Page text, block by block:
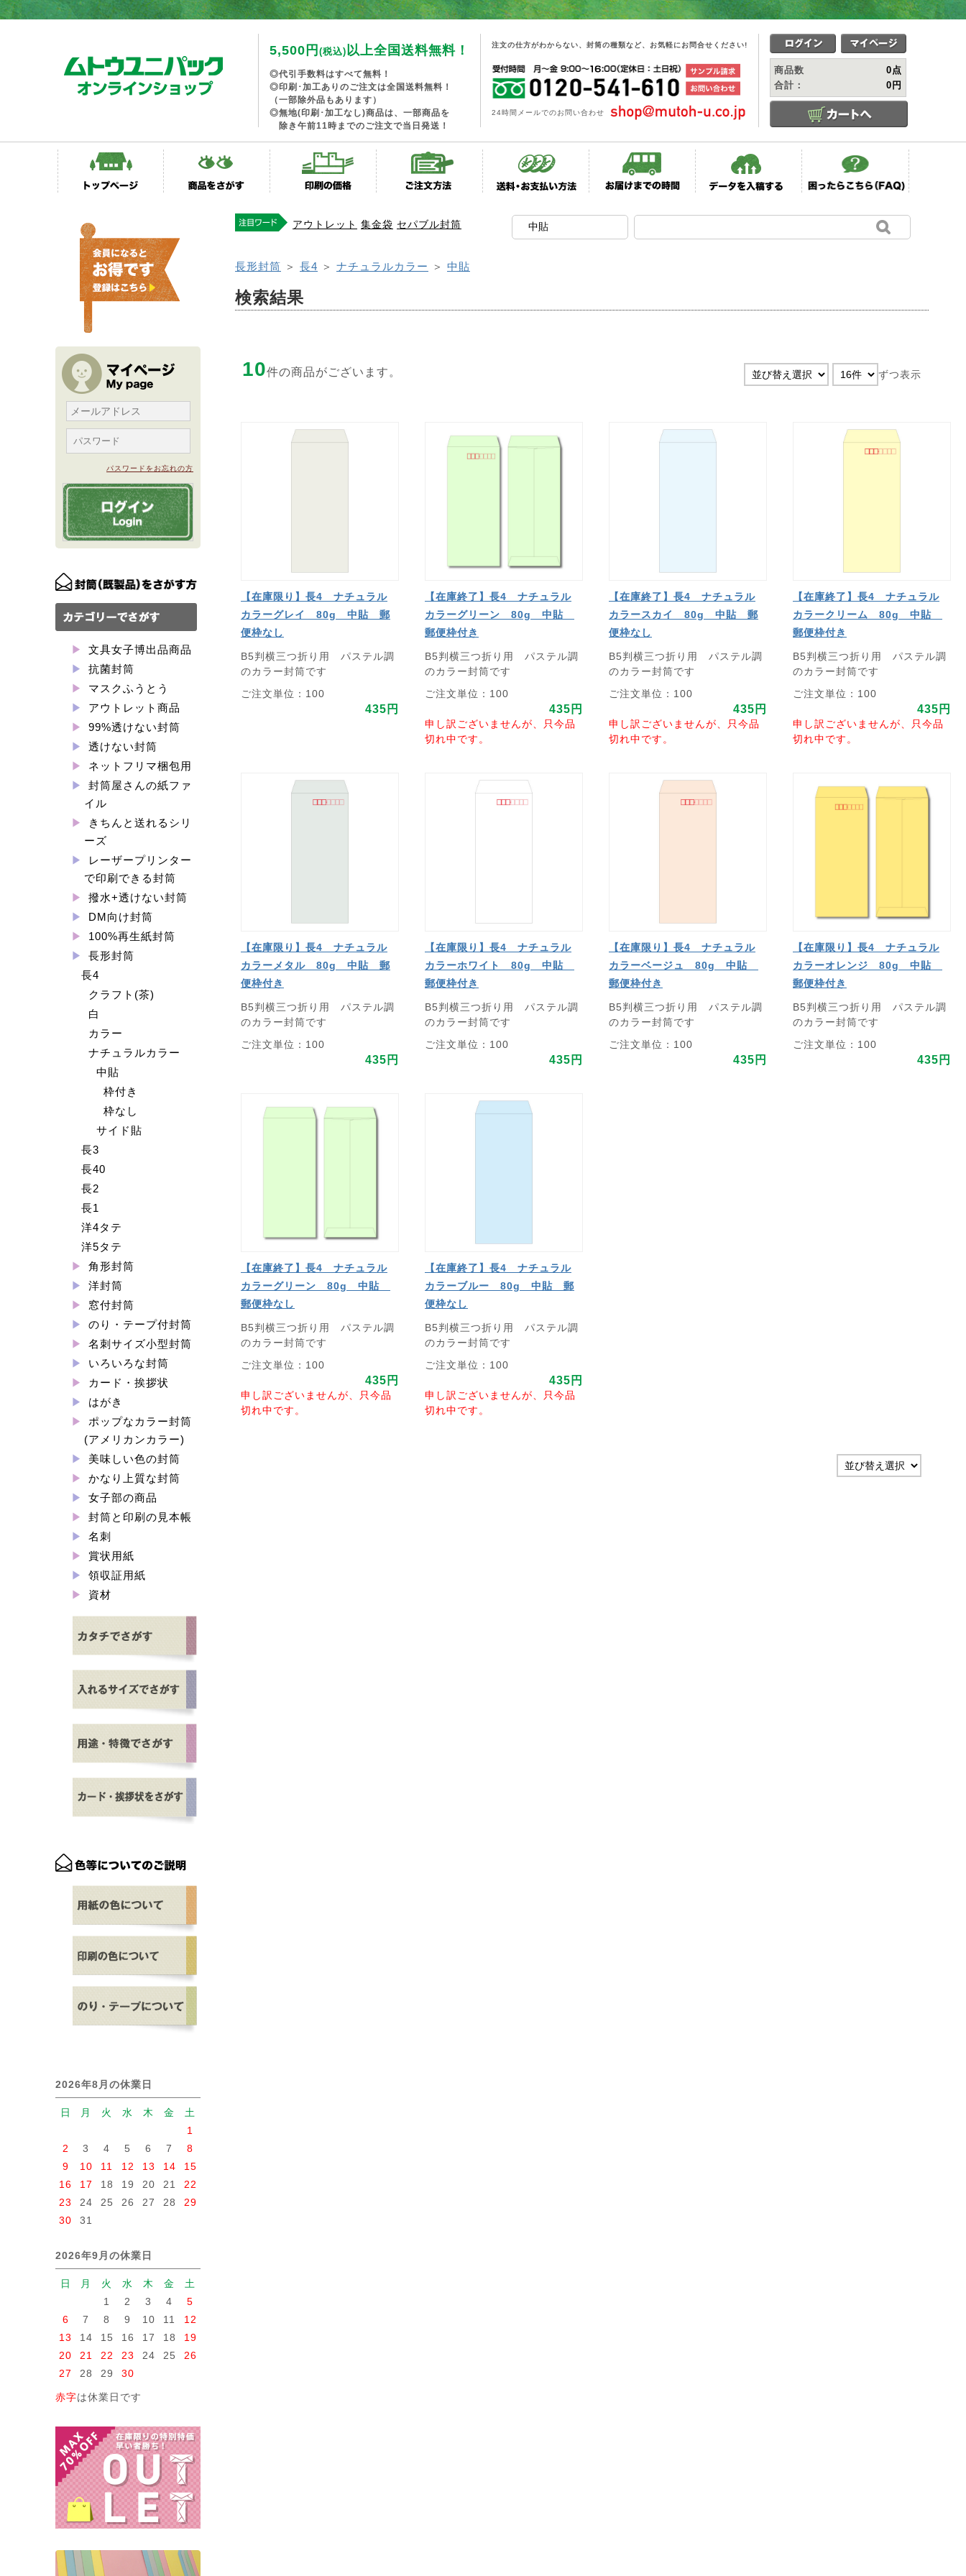
5,500円 (税込)以上全国送料無料！
◎代引手数料はすべて無料！
◎印刷･加工ありのご注文は全国送料無料！
（一部除外品もあります）
◎無地(印刷･加工なし)商品は、一部商品を
除き午前11時までのご注文で当日発送！
注文の仕方がわからない、封筒の種類など、お気軽にお問合せください!
24時間メールでのお問い合わせ
商品数
0点
合計：
0円
パスワードをお忘れの方
文具女子博出品商品
抗菌封筒
マスクふうとう
アウトレット商品
99%透けない封筒
透けない封筒
ネットフリマ梱包用
封筒屋さんの紙ファ
イル
きちんと送れるシリ
ーズ
レーザープリンター
で印刷できる封筒
撥水+透けない封筒
DM向け封筒
100%再生紙封筒
長形封筒
長4
クラフト(茶)
白
カラー
ナチュラルカラー
中貼
枠付き
枠なし
サイド貼
長3
長40
長2
長1
洋4タテ
洋5タテ
角形封筒
洋封筒
窓付封筒
のり・テープ付封筒
名刺サイズ小型封筒
いろいろな封筒
カード・挨拶状
はがき
ポップなカラー封筒
(アメリカンカラー)
美味しい色の封筒
かなり上質な封筒
女子部の商品
封筒と印刷の見本帳
名刺
賞状用紙
領収証用紙
資材
2026年8月の休業日
日 月 火 水 木 金
土
1
2
3 4 5 6 7
8
9
10 11 12 13 14
15
16
17 18 19 20 21
22
23
24 25 26 27 28
29
30
31
2026年9月の休業日
日 月 火 水 木 金
土
1
2 3 4
5
6
7 8 9 10 11
12
13
14 15 16 17 18
19
20
21 22 23 24 25
26
27
28 29 30
赤字は休業日です
アウトレット 集金袋 セパブル封筒
長形封筒 ＞ 長4 ＞ ナチュラルカラー ＞ 中貼
検索結果
10件の商品がございます。 ずつ表示
【在庫限り】長4 ナチュラル
カラーグレイ 80g 中貼 郵
便枠なし
B5判横三つ折り用 パステル調
のカラー封筒です
ご注文単位：100
435円
【在庫終了】長4 ナチュラル
カラーグリーン 80g 中貼
郵便枠付き
B5判横三つ折り用 パステル調
のカラー封筒です
ご注文単位：100
435円
申し訳ございませんが、只今品
切れ中です。
【在庫終了】長4 ナチュラル
カラースカイ 80g 中貼 郵
便枠なし
B5判横三つ折り用 パステル調
のカラー封筒です
ご注文単位：100
435円
申し訳ございませんが、只今品
切れ中です。
【在庫終了】長4 ナチュラル
カラークリーム 80g 中貼
郵便枠付き
B5判横三つ折り用 パステル調
のカラー封筒です
ご注文単位：100
435円
申し訳ございませんが、只今品
切れ中です。
【在庫限り】長4 ナチュラル
カラーメタル 80g 中貼 郵
便枠付き
B5判横三つ折り用 パステル調
のカラー封筒です
ご注文単位：100
435円
【在庫限り】長4 ナチュラル
カラーホワイト 80g 中貼
郵便枠付き
B5判横三つ折り用 パステル調
のカラー封筒です
ご注文単位：100
435円
【在庫限り】長4 ナチュラル
カラーベージュ 80g 中貼
郵便枠付き
B5判横三つ折り用 パステル調
のカラー封筒です
ご注文単位：100
435円
【在庫限り】長4 ナチュラル
カラーオレンジ 80g 中貼
郵便枠付き
B5判横三つ折り用 パステル調
のカラー封筒です
ご注文単位：100
435円
【在庫終了】長4 ナチュラル
カラーグリーン 80g 中貼
郵便枠なし
B5判横三つ折り用 パステル調
のカラー封筒です
ご注文単位：100
435円
申し訳ございませんが、只今品
切れ中です。
【在庫終了】長4 ナチュラル
カラーブルー 80g 中貼 郵
便枠なし
B5判横三つ折り用 パステル調
のカラー封筒です
ご注文単位：100
435円
申し訳ございませんが、只今品
切れ中です。